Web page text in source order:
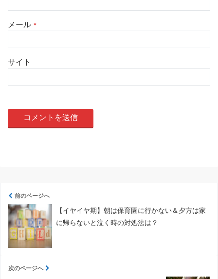
メール *
サイト
前のページへ
【イヤイヤ期】朝は保育園に行かない＆夕方は家
に帰らないと泣く時の対処法は？
次のページへ